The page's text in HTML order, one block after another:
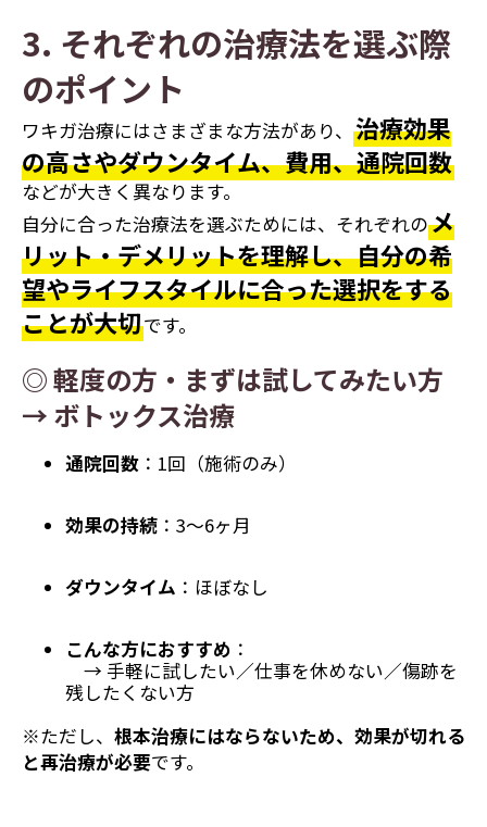
3. それぞれの治療法を選ぶ際
のポイント
ワキガ治療にはさまざまな方法があり、 治療効果
の高さやダウンタイム、費用、通院回数
などが大きく異なります。
自分に合った治療法を選ぶためには、それぞれのメ
リット・デメリットを理解し、自分の希
望やライフスタイルに合った選択をする
ことが大切です。
◎ 軽度の方・まずは試してみたい方
→ ボトックス治療
通院回数 ：1回（施術のみ）
効果の持続 ：3～6ヶ月
ダウンタイム ：ほぼなし
こんな方におすすめ ：
→ 手軽に試したい／仕事を休めない／傷跡を
残したくない方
※ただし、 根本治療にはならないため、効果が切れる
と再治療が必要です。